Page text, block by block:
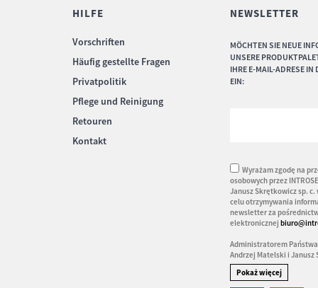
HILFE
Vorschriften
Häufig gestellte Fragen
Privatpolitik
Pflege und Reinigung
Retouren
Kontakt
NEWSLETTER
MÖCHTEN SIE NEUE
UNSERE
IHRE E-MAIL-ADRESE
EIN:
Wyrażam zgodę na
osobowych przez
Janusz Skrętkowicz sp.
celu otrzymywania
newsletter za
elektronicznej
Administratorem
Andrzej Matelski i